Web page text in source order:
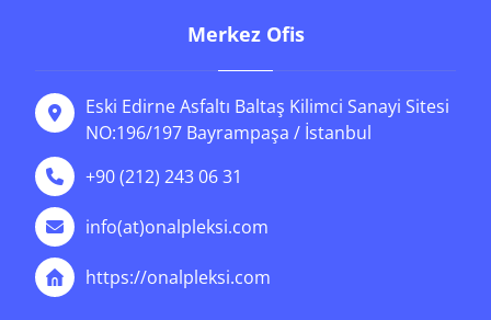
Merkez Ofis
Eski Edirne Asfaltı Baltaş Kilimci Sanayi Sitesi
NO:196/197 Bayrampaşa / İstanbul
+90 (212) 243 06 31
info(at)onalpleksi.com
https://onalpleksi.com